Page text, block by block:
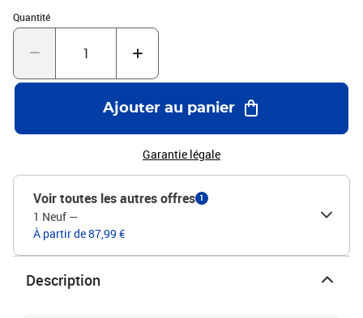
Quantité
Quantité : 1
Ajouter au panier
Garantie légale
Voir toutes les autres offres 1
1 Neuf —
À partir de 87,99 €
Description